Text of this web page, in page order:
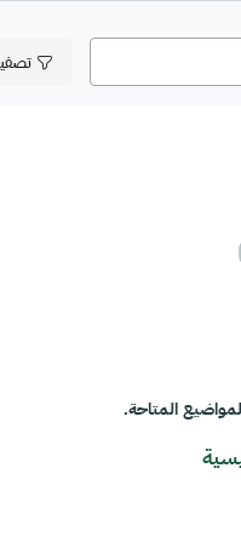
المتاحة.